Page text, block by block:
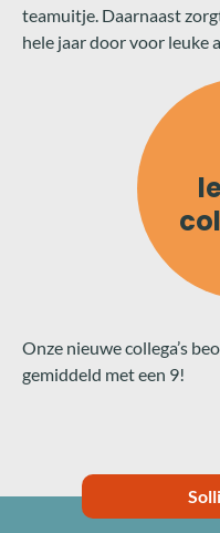
teamuitje. Daarnaast
hele jaar door voor leuke
Onze nieuwe collega’s
gemiddeld met een 9!